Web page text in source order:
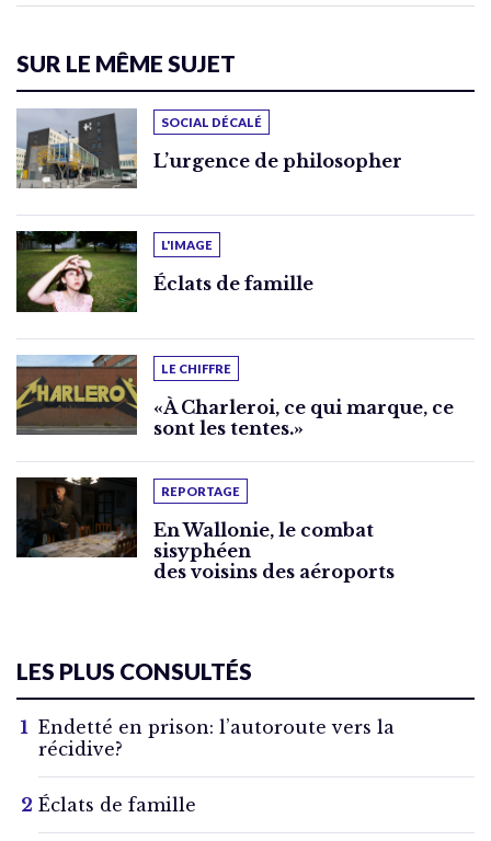
SUR LE MÊME SUJET
SOCIAL DÉCALÉ
L’urgence de philosopher
L'IMAGE
Éclats de famille
LE CHIFFRE
«À Charleroi, ce qui marque, ce
sont les tentes.»
REPORTAGE
En Wallonie, le combat
sisyphéen
des voisins des aéroports
LES PLUS CONSULTÉS
Endetté en prison: l’autoroute vers la
récidive?
Éclats de famille